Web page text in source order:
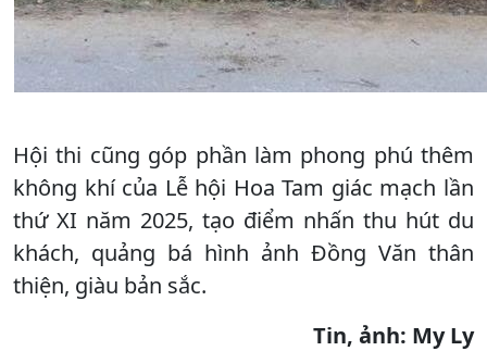
Hội thi cũng góp phần làm phong phú thêm
không khí của Lễ hội Hoa Tam giác mạch lần
thứ XI năm 2025, tạo điểm nhấn thu hút du
khách, quảng bá hình ảnh Đồng Văn thân
thiện, giàu bản sắc.
Tin, ảnh: My Ly